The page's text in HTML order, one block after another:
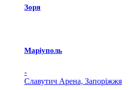
Зоря
Маріуполь
-
Славутич Арена, Запоріжжя